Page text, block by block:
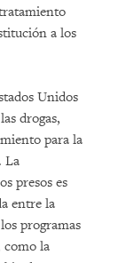
a los
Unidos
drogas,
para la
La
presos es
entre la
programas
como la